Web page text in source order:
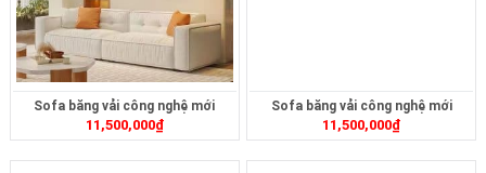
Sofa băng vải công nghệ mới
ZB412
11,500,000₫
Sofa băng vải công nghệ mới
ZB422
11,500,000₫